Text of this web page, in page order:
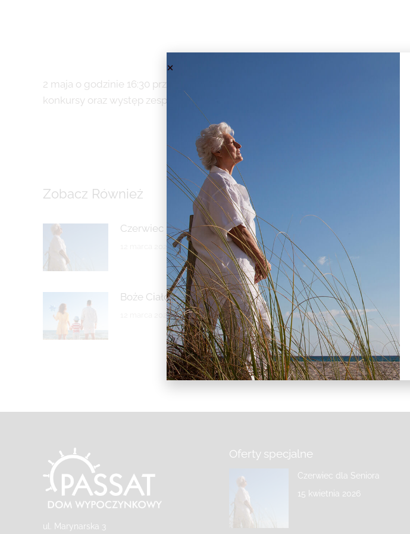
2 maja o godzinie 16:30 przy ul. Parkowej w Niechorzu rozpocznie się majowy
konkursy oraz występ zespołu Loversi.
Zobacz Również
Czerwiec dla Seniora
12 marca 2025
Letni
Boże Ciało 2025
12 marca 2025 12 marca
ul. Marynarska 3
Oferty specjalne
Czerwiec dla Seniora
15 kwietnia 2026